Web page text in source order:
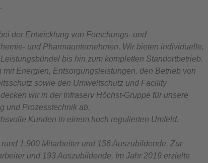
der Entwicklung von Forschungs- und
und Pharmaunternehmen. Wir bieten individuelle,
bis hin zum kompletten Standortbetrieb.
Energien, Entsorgungsleistungen, den Betrieb von
sowie den Umweltschutz und Facility
wir in der Infraserv Höchst-Gruppe für unsere
und Prozesstechnik ab.
Kunden in einem hoch regulierten Umfeld.
1.900 Mitarbeiter und 156 Auszubildende. Zur
und 193 Auszubildende. Im Jahr 2019 erzielte